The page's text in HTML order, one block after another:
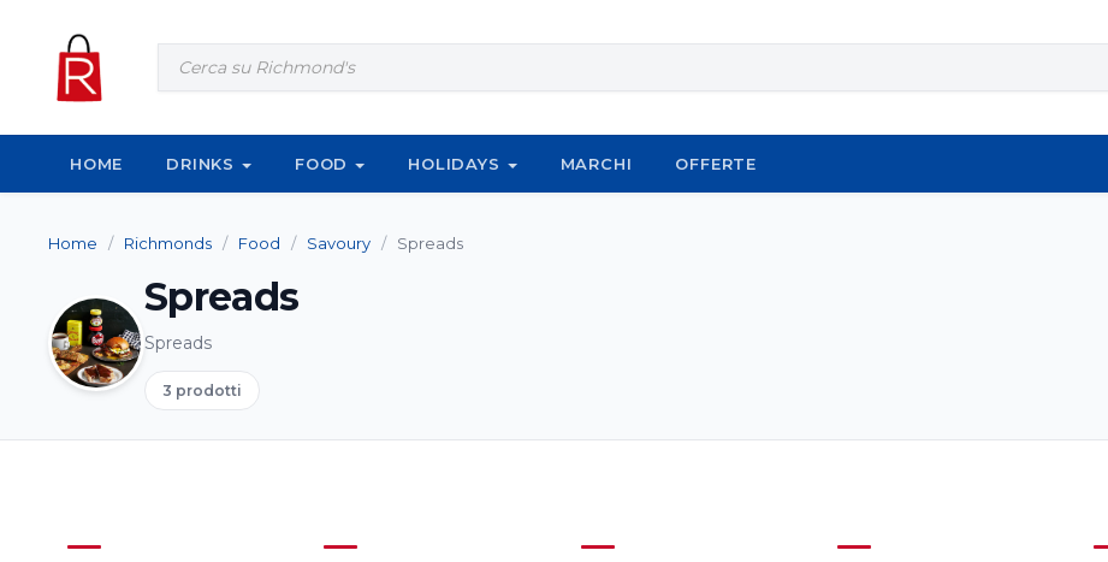
Products
search
HOME DRINKS FOOD HOLIDAYS MARCHI OFFERTE
Home / Richmonds / Food / Savoury / Spreads
Spreads
Spreads
3 prodotti